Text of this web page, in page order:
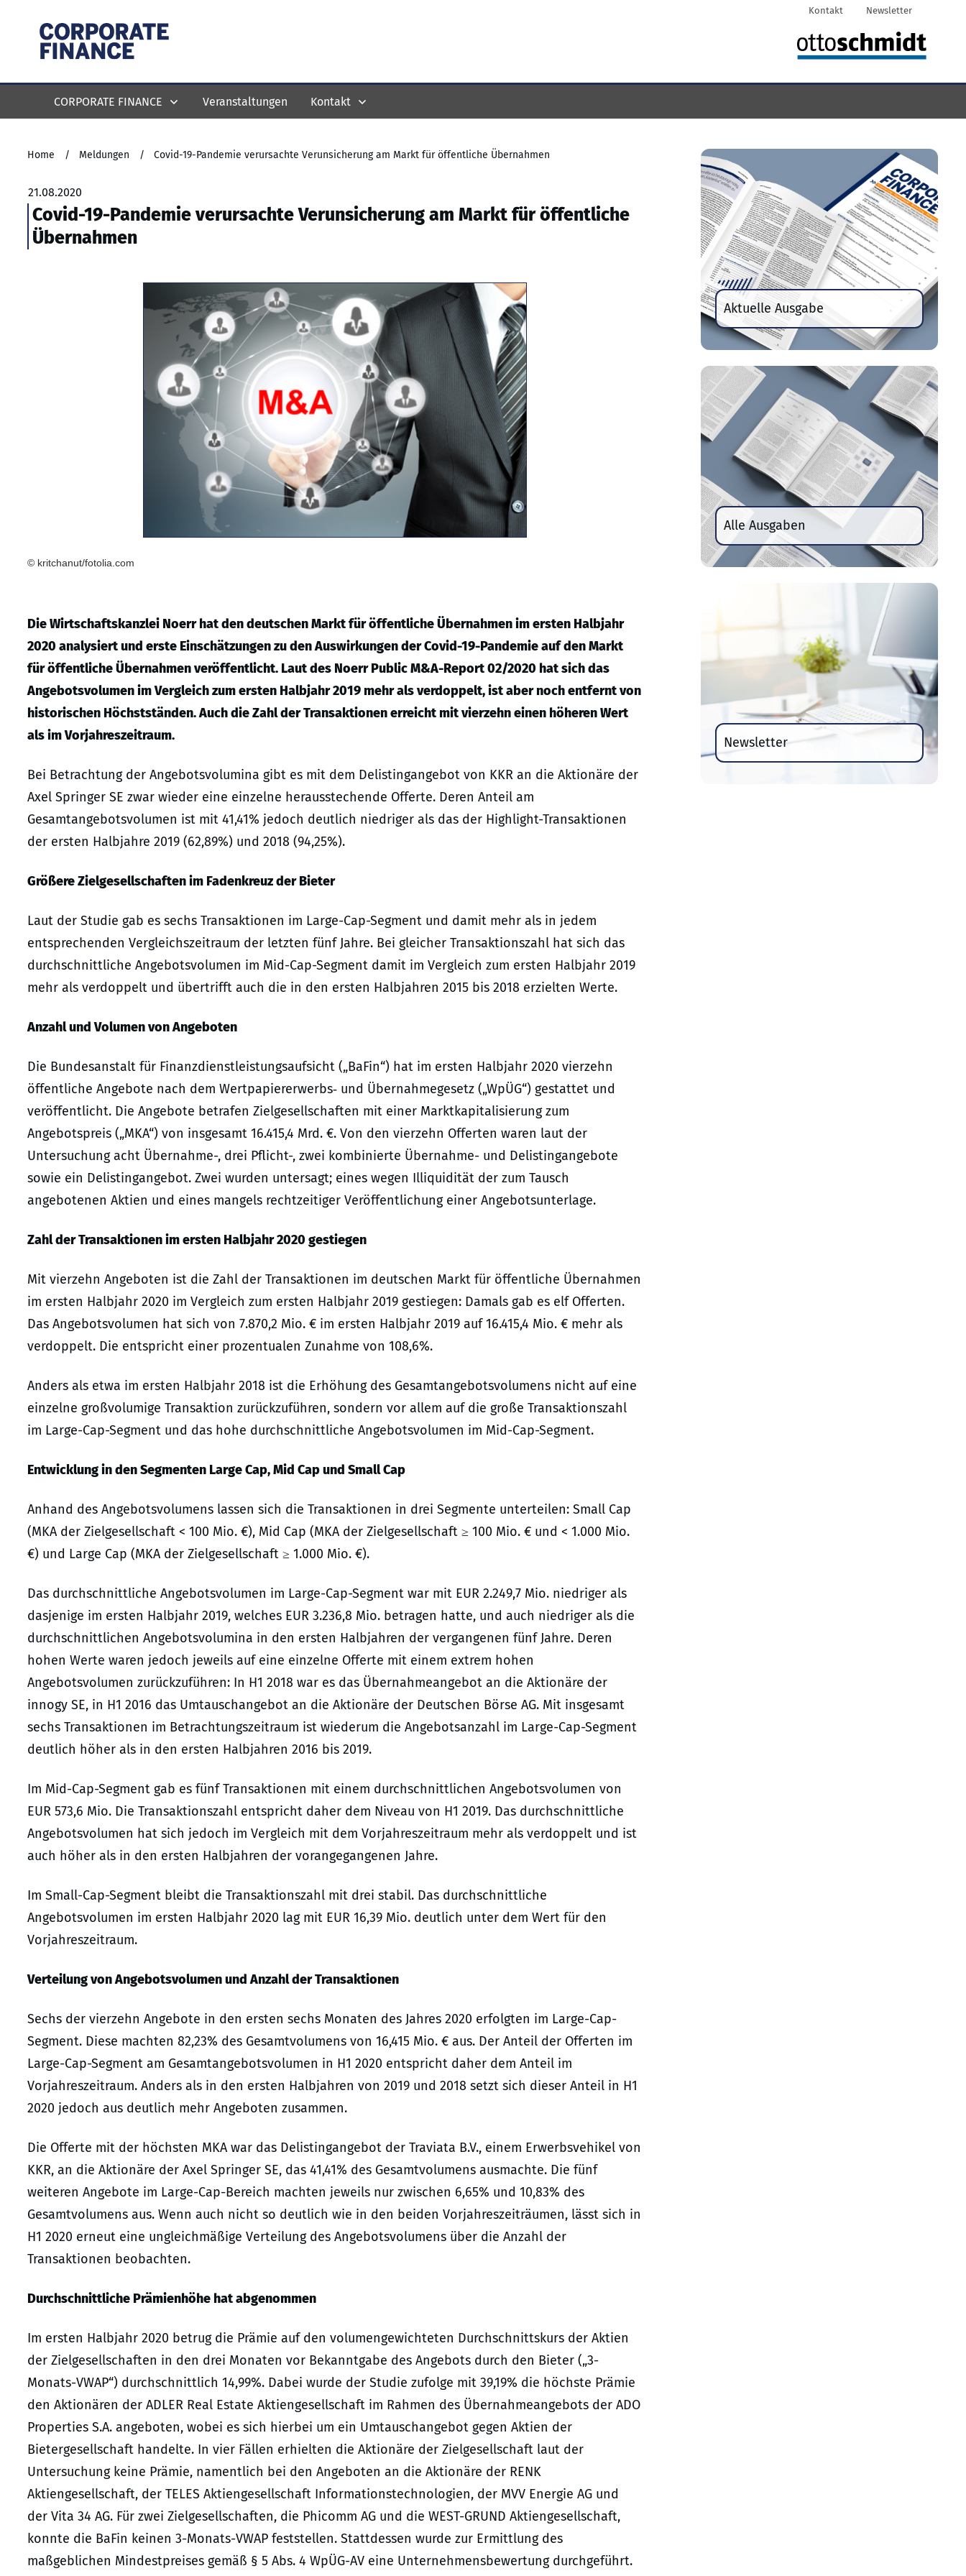
Kontakt Newsletter
CORPORATE FINANCE Veranstaltungen Kontakt
Home / Meldungen / Covid-19-Pandemie verursachte Verunsicherung am Markt für öffentliche Übernahmen
21.08.2020
Covid-19-Pandemie verursachte Verunsicherung am Markt für öffentliche
Übernahmen
© kritchanut/fotolia.com
Die Wirtschaftskanzlei Noerr hatden deutschen Markt für öffentliche Übernahmen im ersten Halbjahr
2020 analysiertund erste Einschätzungen zu den Auswirkungen der Covid-19-Pandemie auf den Markt
für öffentliche Übernahmen veröffentlicht. Laut des Noerr Public M&A-Report 02/2020 hat sich das
Angebotsvolumen im Vergleich zum ersten Halbjahr 2019 mehr als verdoppelt, ist aber noch entfernt von
historischen Höchstständen. Auch die Zahl der Transaktionen erreicht mit vierzehn einen höheren Wert
als im Vorjahreszeitraum.
Bei Betrachtung der Angebotsvolumina gibt es mit dem Delistingangebot von KKR an die Aktionäre der
Axel Springer SE zwar wieder eine einzelne herausstechende Offerte. Deren Anteil am
Gesamtangebotsvolumen ist mit 41,41% jedoch deutlich niedriger als das der Highlight-Transaktionen
der ersten Halbjahre 2019 (62,89%) und 2018 (94,25%).
Größere Zielgesellschaften im Fadenkreuz der Bieter
Laut der Studie gab es sechs Transaktionen im Large-Cap-Segment und damit mehr als in jedem
entsprechenden Vergleichszeitraum der letzten fünf Jahre. Bei gleicher Transaktionszahl hat sich das
durchschnittliche Angebotsvolumen im Mid-Cap-Segment damit im Vergleich zum ersten Halbjahr 2019
mehr als verdoppelt und übertrifft auch die in den ersten Halbjahren 2015 bis 2018 erzielten Werte.
Anzahl und Volumen von Angeboten
Die Bundesanstalt für Finanzdienstleistungsaufsicht („BaFin“) hat im ersten Halbjahr 2020 vierzehn
öffentliche Angebote nach dem Wertpapiererwerbs‐ und Übernahmegesetz („WpÜG“) gestattet und
veröffentlicht. Die Angebote betrafen Zielgesellschaften mit einer Marktkapitalisierung zum
Angebotspreis („MKA“) von insgesamt 16.415,4 Mrd. €. Von den vierzehn Offerten waren laut der
Untersuchung acht Übernahme-, drei Pflicht-, zwei kombinierte Übernahme- und Delistingangebote
sowie ein Delistingangebot. Zwei wurden untersagt; eines wegen Illiquidität der zum Tausch
angebotenen Aktien und eines mangels rechtzeitiger Veröffentlichung einer Angebotsunterlage.
Zahl der Transaktionen im ersten Halbjahr 2020 gestiegen
Mit vierzehn Angeboten ist die Zahl der Transaktionen im deutschen Markt für öffentliche Übernahmen
im ersten Halbjahr 2020 im Vergleich zum ersten Halbjahr 2019 gestiegen: Damals gab es elf Offerten.
Das Angebotsvolumen hat sich von 7.870,2 Mio. € im ersten Halbjahr 2019 auf 16.415,4 Mio. € mehr als
verdoppelt. Die entspricht einer prozentualen Zunahme von 108,6%.
Anders als etwa im ersten Halbjahr 2018 ist die Erhöhung des Gesamtangebotsvolumens nicht auf eine
einzelne großvolumige Transaktion zurückzuführen, sondern vor allem auf die große Transaktionszahl
im Large-Cap-Segment und das hohe durchschnittliche Angebotsvolumen im Mid-Cap-Segment.
Entwicklung in den Segmenten Large Cap, Mid Cap und Small Cap
Anhand des Angebotsvolumens lassen sich die Transaktionen in drei Segmente unterteilen: Small Cap
(MKA der Zielgesellschaft < 100 Mio. €), Mid Cap (MKA der Zielgesellschaft ≥ 100 Mio. € und < 1.000 Mio.
€) und Large Cap (MKA der Zielgesellschaft ≥ 1.000 Mio. €).
Das durchschnittliche Angebotsvolumen im Large-Cap-Segment war mit EUR 2.249,7 Mio. niedriger als
dasjenige im ersten Halbjahr 2019, welches EUR 3.236,8 Mio. betragen hatte, und auch niedriger als die
durchschnittlichen Angebotsvolumina in den ersten Halbjahren der vergangenen fünf Jahre. Deren
hohen Werte waren jedoch jeweils auf eine einzelne Offerte mit einem extrem hohen
Angebotsvolumen zurückzuführen: In H1 2018 war es das Übernahmeangebot an die Aktionäre der
innogy SE, in H1 2016 das Umtauschangebot an die Aktionäre der Deutschen Börse AG. Mit insgesamt
sechs Transaktionen im Betrachtungszeitraum ist wiederum die Angebotsanzahl im Large-Cap-Segment
deutlich höher als in den ersten Halbjahren 2016 bis 2019.
Im Mid-Cap-Segment gab es fünf Transaktionen mit einem durchschnittlichen Angebotsvolumen von
EUR 573,6 Mio. Die Transaktionszahl entspricht daher dem Niveau von H1 2019. Das durchschnittliche
Angebotsvolumen hat sich jedoch im Vergleich mit dem Vorjahreszeitraum mehr als verdoppelt und ist
auch höher als in den ersten Halbjahren der vorangegangenen Jahre.
Im Small-Cap-Segment bleibt die Transaktionszahl mit drei stabil. Das durchschnittliche
Angebotsvolumen im ersten Halbjahr 2020 lag mit EUR 16,39 Mio. deutlich unter dem Wert für den
Vorjahreszeitraum.
Verteilung von Angebotsvolumen und Anzahl der Transaktionen
Sechs der vierzehn Angebote in den ersten sechs Monaten des Jahres 2020 erfolgten im Large-Cap-
Segment. Diese machten 82,23% des Gesamtvolumens von 16,415 Mio. € aus. Der Anteil der Offerten im
Large-Cap-Segment am Gesamtangebotsvolumen in H1 2020 entspricht daher dem Anteil im
Vorjahreszeitraum. Anders als in den ersten Halbjahren von 2019 und 2018 setzt sich dieser Anteil in H1
2020 jedoch aus deutlich mehr Angeboten zusammen.
Die Offerte mit der höchsten MKA war das Delistingangebot der Traviata B.V., einem Erwerbsvehikel von
KKR, an die Aktionäre der Axel Springer SE, das 41,41% des Gesamtvolumens ausmachte. Die fünf
weiteren Angebote im Large-Cap-Bereich machten jeweils nur zwischen 6,65% und 10,83% des
Gesamtvolumens aus. Wenn auch nicht so deutlich wie in den beiden Vorjahreszeiträumen, lässt sich in
H1 2020 erneut eine ungleichmäßige Verteilung des Angebotsvolumens über die Anzahl der
Transaktionen beobachten.
Durchschnittliche Prämienhöhe hat abgenommen
Im ersten Halbjahr 2020 betrug die Prämie auf den volumengewichteten Durchschnittskurs der Aktien
der Zielgesellschaften in den drei Monaten vor Bekanntgabe des Angebots durch den Bieter („3-
Monats-VWAP“) durchschnittlich 14,99%. Dabei wurde der Studie zufolge mit 39,19% die höchste Prämie
den Aktionären der ADLER Real Estate Aktiengesellschaft im Rahmen des Übernahmeangebots der ADO
Properties S.A. angeboten, wobei es sich hierbei um ein Umtauschangebot gegen Aktien der
Bietergesellschaft handelte. In vier Fällen erhielten die Aktionäre der Zielgesellschaft laut der
Untersuchung keine Prämie, namentlich bei den Angeboten an die Aktionäre der RENK
Aktiengesellschaft, der TELES Aktiengesellschaft Informationstechnologien, der MVV Energie AG und
der Vita 34 AG. Für zwei Zielgesellschaften, die Phicomm AG und die WEST-GRUND Aktiengesellschaft,
konnte die BaFin keinen 3-Monats-VWAP feststellen. Stattdessen wurde zur Ermittlung des
maßgeblichen Mindestpreises gemäß § 5 Abs. 4 WpÜG-AV eine Unternehmensbewertung durchgeführt.
Aktuelle Ausgabe
Alle Ausgaben
Newsletter